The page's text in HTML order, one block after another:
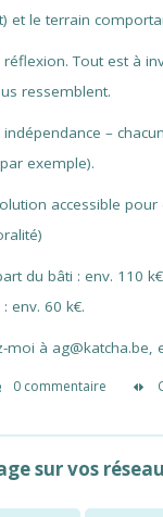
et le terrain
réflexion. Tout est à
ressemblent.
indépendance –
exemple).
accessible
du bâti : env. 110 k€
env. 60 k€.
moi à ag@katcha.be,
0 commentaire
sur vos